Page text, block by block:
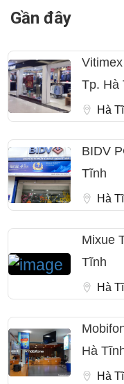
Gần đây
Tp. Hà
Hà
BIDV
Tĩnh
Hà
Mixue
Tĩnh
Hà
Hà
Hà